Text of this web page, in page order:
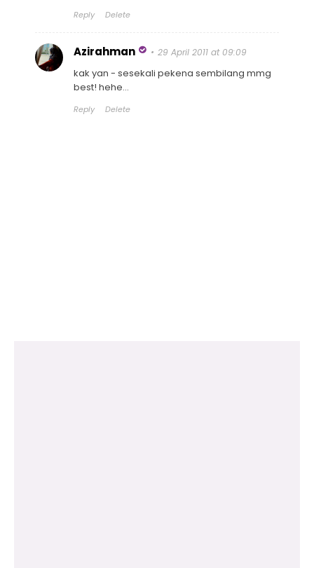
Reply Delete
Azirahman 29 April 2011 at 09:09
kak yan - sesekali pekena sembilang mmg
best! hehe...
Reply Delete